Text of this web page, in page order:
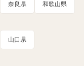
奈良県 和歌山県
山口県